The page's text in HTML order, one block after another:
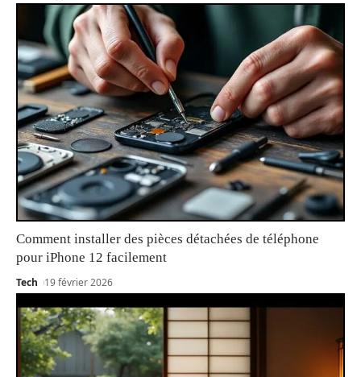
Comment installer des pièces détachées de téléphone
pour iPhone 12 facilement
Tech 19 février 2026